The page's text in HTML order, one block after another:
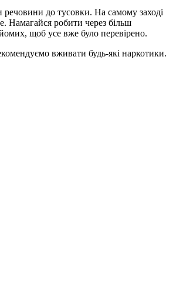
речовини до тусовки. На самому заході
Намагайся робити через більш
щоб усе вже було перевірено.
вживати будь-які наркотики.